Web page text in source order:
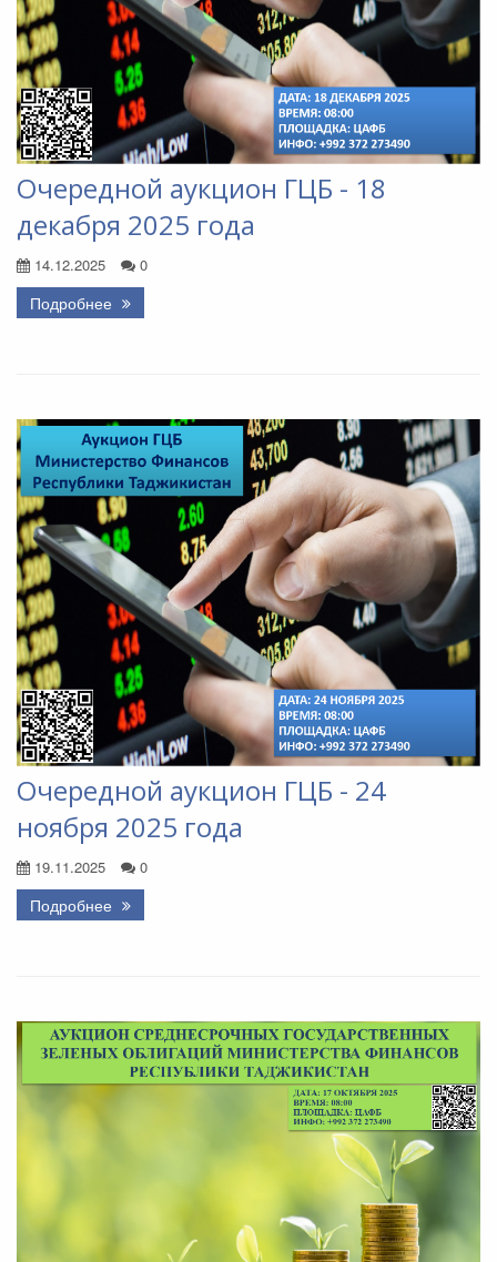
Очередной аукцион ГЦБ - 18
декабря 2025 года
14.12.2025 0
Подробнее
Очередной аукцион ГЦБ - 24
ноября 2025 года
19.11.2025 0
Подробнее